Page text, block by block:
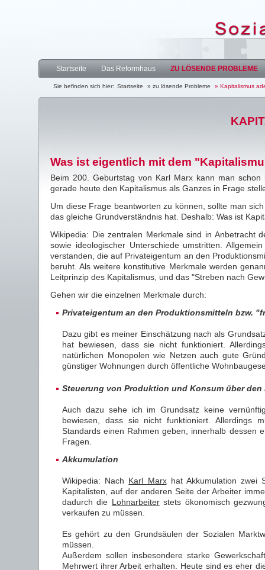
Startseite Das Reformhaus ZU LÖSENDE PROBLEME
Sie befinden sich hier: Startseite » zu lösende Probleme » Kapitalismus
Was ist eigentlich mit dem
Beim 200. Geburtstag von Karl Marx kann man
gerade heute den Kapitalismus als Ganzes in Frage
Um diese Frage beantworten zu können, sollte man
das gleiche Grundverständnis hat. Deshalb: Was ist
Wikipedia: Die zentralen Merkmale sind in Anbetracht
sowie ideologischer Unterschiede umstritten.
verstanden, die auf Privateigentum an den
beruht. Als weitere konstitutive Merkmale werden
Leitprinzip des Kapitalismus, und das "Streben nach
Gehen wir die einzelnen Merkmale durch:
Privateigentum an den Produktionsmitteln bzw.
Dazu gibt es meiner Einschätzung nach als
hat bewiesen, dass sie nicht funktioniert.
natürlichen Monopolen wie Netzen auch gute
günstiger Wohnungen durch öffentliche
Steuerung von Produktion und Konsum über den
Auch dazu sehe ich im Grundsatz keine
bewiesen, dass sie nicht funktioniert. Allerdings
Standards einen Rahmen geben, innerhalb dessen
Fragen.
Akkumulation
Wikipedia: Nach Karl Marxhat Akkumulation zwei
Kapitalisten, auf der anderen Seite der Arbeiter
dadurch die Lohnarbeiterstets ökonomisch
verkaufen zu müssen.
Es gehört zu den Grundsäulen der Sozialen
müssen.
Außerdem sollen insbesondere starke
Mehrwert ihrer Arbeit erhalten. Heute sind es eher